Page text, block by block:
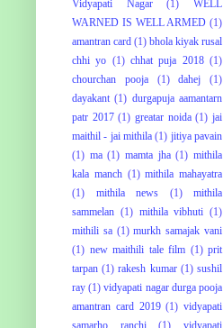
Vidyapati Nagar
(1)
WELL
WARNED IS WELL ARMED (1)
amantran card (1) bhola kiyak rusal
chhi yo (1) chhat puja 2018 (1)
chourchan pooja
(1) dahej
(1)
dayakant (1) durgapuja aamantarn
patr 2017 (1) greatar noida (1) jai
maithil - jai mithila (1) jitiya pavain
(1) ma (1) mamta jha (1) mithila
kala manch (1) mithila mahayatra
(1)
mithila news (1)
mithila
sammelan (1) mithila vibhuti (1)
mithili sa (1) murkh samajak vani
(1) new maithili tale film (1) prit
tarpan (1) rakesh kumar (1) sushil
ray (1) vidyapati nagar durga pooja
amantran card 2019 (1) vidyapati
samarho ranchi
(1) vidyapati